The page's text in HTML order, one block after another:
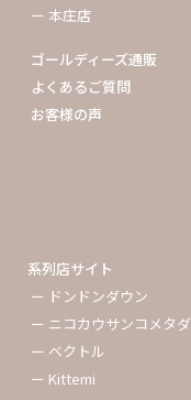
ー 本庄店
ゴールディーズ通販
よくあるご質問
お客様の声
系列店サイト
ー ドンドンダウン
ー ニコカウサンコメタダ
ー ベクトル
ー Kittemi